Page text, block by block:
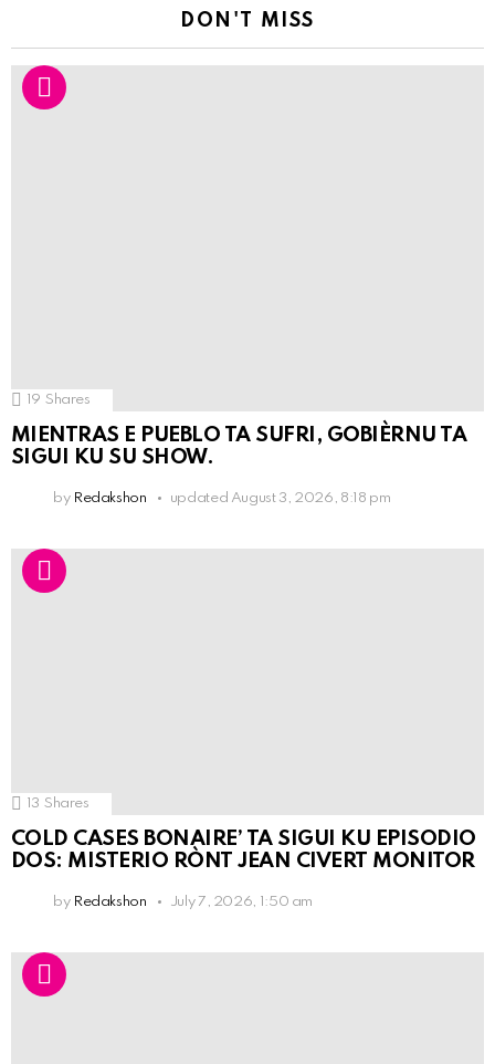
DON'T MISS
19 Shares
MIENTRAS E PUEBLO TA SUFRI, GOBIÈRNU TA
SIGUI KU SU SHOW.
by Redakshon updated August 3, 2026, 8:18 pm
13 Shares
COLD CASES BONAIRE’ TA SIGUI KU EPISODIO
DOS: MISTERIO RÒNT JEAN CIVERT MONITOR
by Redakshon July 7, 2026, 1:50 am